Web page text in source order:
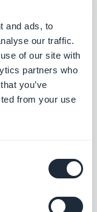
and ads, to
our traffic.
of our site with
partners who
you’ve
from your use
du mulighed for
Det er